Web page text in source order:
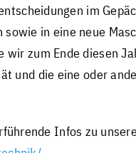
im
in eine neue
zum Ende diesen
und die eine oder
Infos zu